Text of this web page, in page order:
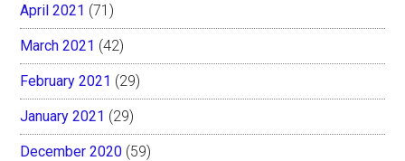
April 2021 (71)
March 2021 (42)
February 2021 (29)
January 2021 (29)
December 2020 (59)